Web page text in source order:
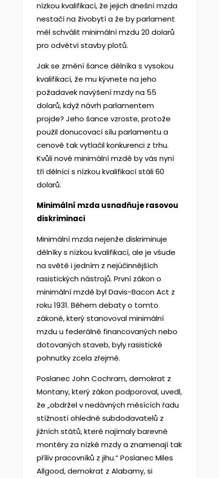
nízkou kvalifikací, že jejich dnešní mzda
nestačí na živobytí a že by parlament
měl schválit minimální mzdu 20 dolarů
pro odvětví stavby plotů.
Jak se změní šance dělníka s vysokou
kvalifikací, že mu kývnete na jeho
požadavek navýšení mzdy na 55
dolarů, když návrh parlamentem
projde? Jeho šance vzroste, protože
použil donucovací sílu parlamentu a
cenově tak vytlačil konkurenci z trhu.
Kvůli nové minimální mzdě by vás nyní
tři dělníci s nízkou kvalifikací stáli 60
dolarů.
Minimální mzda usnadňuje rasovou
diskriminaci
Minimální mzda nejenže diskriminuje
dělníky s nízkou kvalifikací, ale je všude
na světě i jedním z nejúčinnějších
rasistických nástrojů. První zákon o
minimální mzdě byl Davis-Bacon Act z
roku 1931. Během debaty o tomto
zákoně, který stanovoval minimální
mzdu u federálně financovaných nebo
dotovaných staveb, byly rasistické
pohnutky zcela zřejmé.
Poslanec John Cochram, demokrat z
Montany, který zákon podporoval, uvedl,
že „obdržel v nedávných měsících řadu
stížností ohledně subdodavatelů z
jižních států, které najímaly barevné
montéry za nízké mzdy a znamenají tak
příliv pracovníků z jihu.“ Poslanec Miles
Allgood, demokrat z Alabamy, si